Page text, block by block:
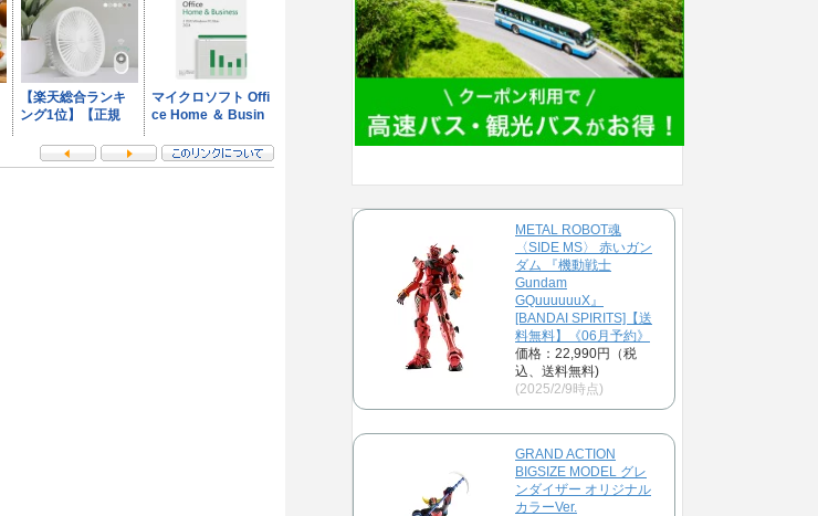
METAL ROBOT魂
〈SIDE MS〉 赤いガン
ダム 『機動戦士
Gundam
GQuuuuuuX』
[BANDAI SPIRITS]【送
料無料】《06月予約》
価格：22,990円（税
込、送料無料)
(2025/2/9時点)
GRAND ACTION
BIGSIZE MODEL グレ
ンダイザー オリジナル
カラーVer.